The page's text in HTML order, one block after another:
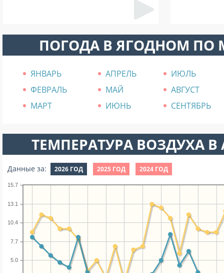
ПОГОДА В ЯГОДНОМ ПО
ЯНВАРЬ АПРЕЛЬ
ИЮЛЬ
ФЕВРАЛЬ
МАЙ
АВГУСТ
МАРТ
ИЮНЬ СЕНТЯБРЬ
ТЕМПЕРАТУРА ВОЗДУХА В
Данные за: 2026 ГОД 2025 ГОД 2024 ГОД
5.0
7.7
10.4
13.1
15.7